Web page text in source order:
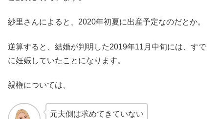
紗里さんによると、2020年初夏に出産予定なのだとか。
逆算すると、結婚が判明した2019年11月中旬には、すで
に妊娠していたことになります。
親権については、
元夫側は求めてきていない